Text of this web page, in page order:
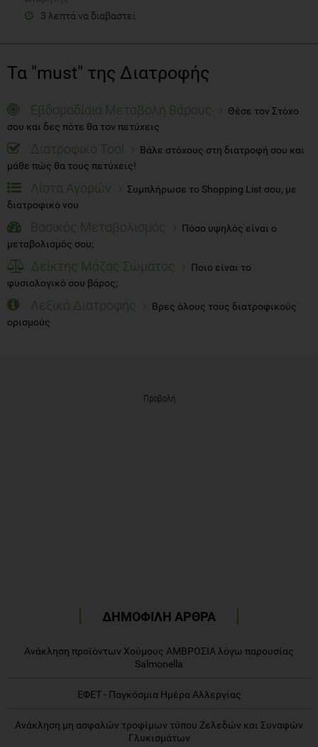
3 λεπτά να διαβαστεί
Τα "must" της Διατροφής
Εβδομαδίαια Μεταβολή Βάρους
Θέσε τον Στόχο
σου και δες πότε θα τον πετύχεις
Διατροφικό Tool
Βάλε στόχους στη διατροφή σου και
μάθε πώς θα τους πετύχεις!
Λίστα Αγορών
Συμπλήρωσε το Shopping List σου, με
διατροφικό νου
Βασικός Μεταβολισμός
Πόσο υψηλός είναι ο
μεταβολισμός σου;
Δείκτης Μάζας Σώματος
Ποιο είναι το
φυσιολογικό σου βάρος;
Λεξικό Διατροφής
Βρες όλους τους διατροφικούς
ορισμούς
Προβολή
ΔΗΜΟΦΙΛΗ ΑΡΘΡΑ
Ανάκληση προϊόντων Χούμους ΑΜΒΡΟΣΙΑ λόγω παρουσίας
Salmonella
ΕΦΕΤ - Παγκόσμια Ημέρα Αλλεργίας
Ανάκληση μη ασφαλών τροφίμων τύπου Ζελεδών και Συναφών
Γλυκισμάτων